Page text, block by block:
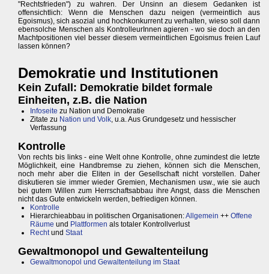
"Rechtsfrieden") zu wahren. Der Unsinn an diesem Gedanken ist
offensichtlich: Wenn die Menschen dazu neigen (vermeintlich aus
Egoismus), sich asozial und hochkonkurrent zu verhalten, wieso soll dann
ebensolche Menschen als KontrolleurInnen agieren - wo sie doch an den
Machtpositionen viel besser diesem vermeintlichen Egoismus freien Lauf
lassen können?
Demokratie und Institutionen
Kein Zufall: Demokratie bildet formale
Einheiten, z.B. die Nation
Infoseite zu Nation und Demokratie
Zitate zu Nation und Volk, u.a. Aus Grundgesetz und hessischer
Verfassung
Kontrolle
Von rechts bis links - eine Welt ohne Kontrolle, ohne zumindest die letzte
Möglichkeit, eine Handbremse zu ziehen, können sich die Menschen,
noch mehr aber die Eliten in der Gesellschaft nicht vorstellen. Daher
diskutieren sie immer wieder Gremien, Mechanismen usw., wie sie auch
bei gutem Willen zum Herrschaftsabbau ihre Angst, dass die Menschen
nicht das Gute entwickeln werden, befriedigen können.
Kontrolle
Hierarchieabbau in politischen Organisationen:Allgemein ++ Offene
Räume und Plattformen als totaler Kontrollverlust
Rechtund Staat
Gewaltmonopol und Gewaltenteilung
Gewaltmonopol und Gewaltenteilung im Staat